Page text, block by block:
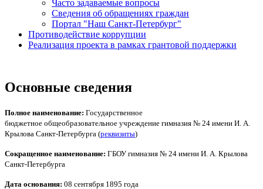
Часто задаваемые вопросы
Сведения об обращениях граждан
Портал "Наш Санкт-Петербург"
Противодействие коррупции
Реализация проекта в рамках грантовой поддержки
Основные сведения
Полное наименование: Государственное
бюджетное общеобразовательное учреждение гимназия № 24 имени И. А.
Крылова Санкт-Петербурга (реквизиты)
Сокращенное наименование: ГБОУ гимназия № 24 имени И. А. Крылова
Санкт-Петербурга
Дата основания: 08 сентября 1895 года